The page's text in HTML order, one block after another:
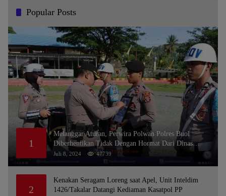
Popular Posts
1
Melanggar Aturan, Perwira Polwan Polres Buol
Diberhentikan Tidak Dengan Hormat Dari Dinas
Kepolisian
Juli 8, 2024 47739
2
Kenakan Seragam Loreng saat Apel, Unit Inteldim
1426/Takalar Datangi Kediaman Kasatpol PP